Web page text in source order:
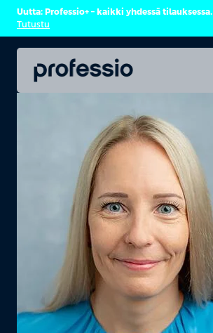
Uutta: Professio+ – kaikki yhdessä tilauksessa.
Tutustu